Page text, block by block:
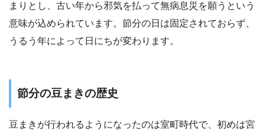
まりとし、古い年から邪気を払って無病息災を願うという
意味が込められています。節分の日は固定されておらず、
うるう年によって日にちが変わります。
節分の豆まきの歴史
豆まきが行われるようになったのは室町時代で、初めは宮